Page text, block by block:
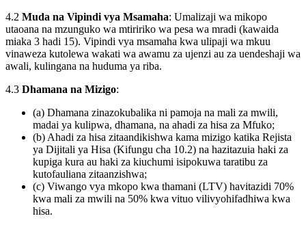
4.2 Muda na Vipindi vya Msamaha: Umalizaji wa mikopo
utaoana na mzunguko wa mtiririko wa pesa wa mradi (kawaida
miaka 3 hadi 15). Vipindi vya msamaha kwa ulipaji wa mkuu
vinaweza kutolewa wakati wa awamu za ujenzi au za uendeshaji wa
awali, kulingana na huduma ya riba.
4.3 Dhamana na Mizigo:
(a) Dhamana zinazokubalika ni pamoja na mali za mwili,
madai ya kulipwa, dhamana, na ahadi za hisa za Mfuko;
(b) Ahadi za hisa zitaandikishwa kama mizigo katika Rejista
ya Dijitali ya Hisa (Kifungu cha 10.2) na hazitazuia haki za
kupiga kura au haki za kiuchumi isipokuwa taratibu za
kutofauliana zitaanzishwa;
(c) Viwango vya mkopo kwa thamani (LTV) havitazidi 70%
kwa mali za mwili na 50% kwa vituo vilivyohifadhiwa kwa
hisa.